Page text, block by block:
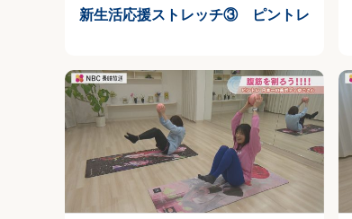
新生活応援ストレッチ③ ピントレ